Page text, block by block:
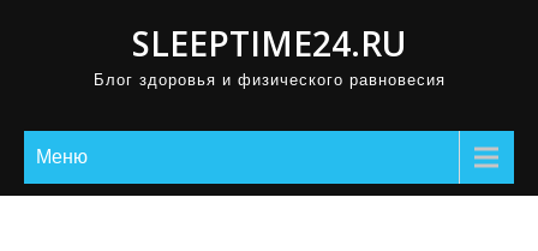
SLEEPTIME24.RU
Блог здоровья и физического равновесия
Меню